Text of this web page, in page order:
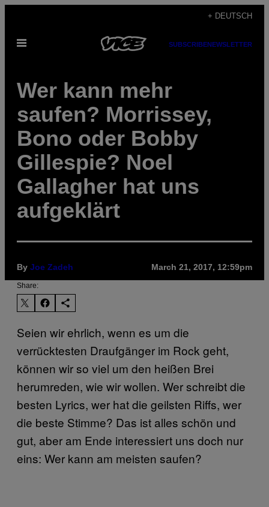
content
+ DEUTSCH
Open
SUBSCRIBENEWSLETTER
Wer kann mehr
saufen? Morrissey,
Bono oder Bobby
Gillespie? Noel
Gallagher hat uns
aufgeklärt
By Joe Zadeh March 21, 2017, 12:59pm
Share:
Seien wir ehrlich, wenn es um die
verrücktesten Draufgänger im Rock geht,
können wir so viel um den heißen Brei
herumreden, wie wir wollen. Wer schreibt die
besten Lyrics, wer hat die geilsten Riffs, wer
die beste Stimme? Das ist alles schön und
gut, aber am Ende interessiert uns doch nur
eins: Wer kann am meisten saufen?